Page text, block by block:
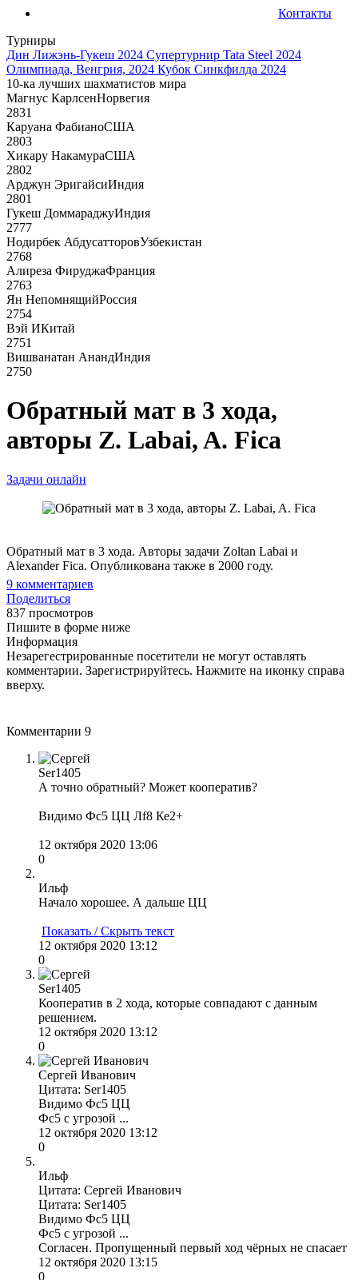
Контакты
Турниры
Дин Лижэнь-Гукеш 2024 Супертурнир Tata Steel 2024
Олимпиада, Венгрия, 2024 Кубок Синкфилда 2024
10-ка лучших шахматистов мира
Магнус КарлсенНорвегия
2831
Каруана ФабианоСША
2803
Хикару НакамураСША
2802
Арджун ЭригайсиИндия
2801
Гукеш ДоммараджуИндия
2777
Нодирбек АбдусатторовУзбекистан
2768
Алиреза ФируджаФранция
2763
Ян НепомнящийРоссия
2754
Вэй ИКитай
2751
Вишванатан АнандИндия
2750
Обратный мат в 3 хода,
авторы Z. Labai, A. Fica
Задачи онлайн
Обратный мат в 3 хода. Авторы задачи Zoltan Labai и
Alexander Fica. Опубликована также в 2000 году.
9 комментариев
Поделиться
837 просмотров
Пишите в форме ниже
Информация
Незарегестрированные посетители не могут оставлять
комментарии. Зарегистрируйтесь. Нажмите на иконку справа
вверху.
Комментарии 9
Ser1405
А точно обратный? Может кооператив?
Видимо Фс5 ЦЦ Лf8 Ке2+
12 октября 2020 13:06
0
Ильф
Начало хорошее. А дальше ЦЦ
Показать / Скрыть текст
12 октября 2020 13:12
0
Ser1405
Кооператив в 2 хода, которые совпадают с данным
решением.
12 октября 2020 13:12
0
Сергей Иванович
Цитата: Ser1405
Видимо Фс5 ЦЦ
Фс5 с угрозой ...
12 октября 2020 13:12
0
Ильф
Цитата: Сергей Иванович
Цитата: Ser1405
Видимо Фс5 ЦЦ
Фс5 с угрозой ...
Согласен. Пропущенный первый ход чёрных не спасает
12 октября 2020 13:15
0